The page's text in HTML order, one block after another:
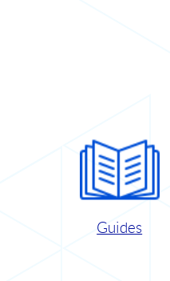
Guides